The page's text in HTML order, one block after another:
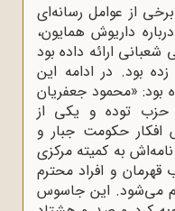
از عوامل رسانه‌ای
داریوش همایون،
ارائه داده بود
بود. در ادامه این
بود: «محمود جعفریان
حزب توده و یکی از
افکار حکومت جبار و
به کمیته مرکزی
و افراد محترم
می‌شود. این جاسوس